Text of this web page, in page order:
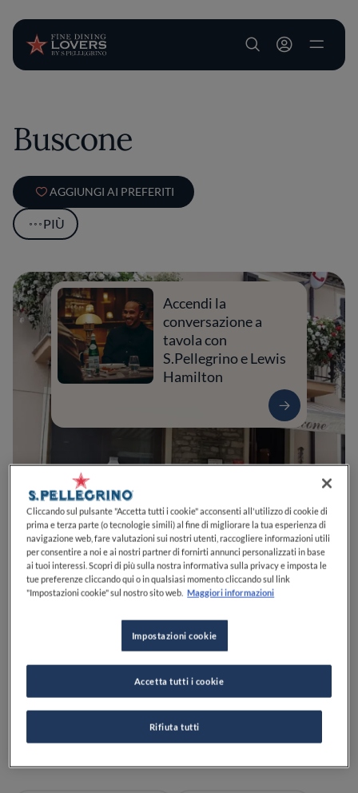
User account
Buscone
AGGIUNGI AI PREFERITI
PIÙ
0 0 0 0 0
Accendi la
conversazione a
tavola con
S.Pellegrino e Lewis
Hamilton
Località Bosmenso Superiore, 4127057Varzi
Venerdì, 12:00-14:00, 19:30-22:00
VEDI ORARI
Cliccando sul pulsante "Accetta tutti i cookie" acconsenti all'utilizzo di cookie di
prima e terza parte (o tecnologie simili) al fine di migliorare la tua esperienza di
navigazione web, fare valutazioni sui nostri utenti, raccogliere informazioni utili
per consentire a noi e ai nostri partner di fornirti annunci personalizzati in base
ai tuoi interessi. Scopri di più sulla nostra informativa sulla privacy e imposta le
tue preferenze cliccando qui o in qualsiasi momento cliccando sul link
"Impostazioni cookie" sul nostro sito web. Maggiori informazioni
Impostazioni cookie
Rifiuta tutti
Accetta tutti i cookie